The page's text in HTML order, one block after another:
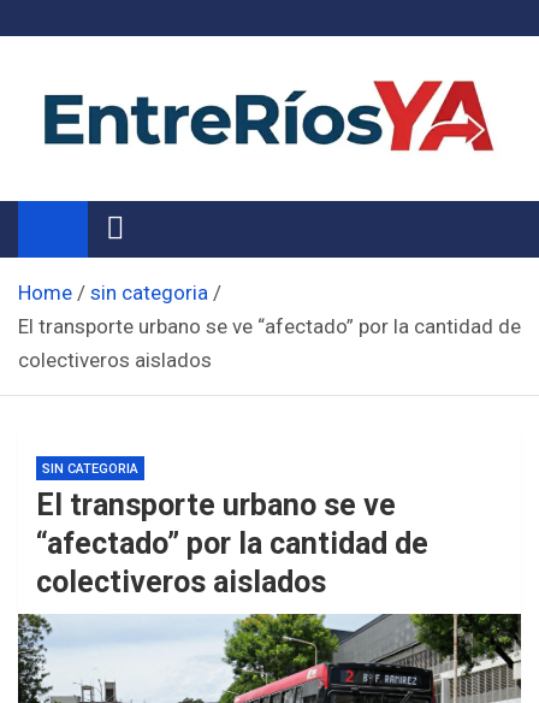
Noticias de Entre Ríos
Información de toda la provincia ahora
Home
sin categoria
El transporte urbano se ve “afectado” por la cantidad de
colectiveros aislados
SIN CATEGORIA
El transporte urbano se ve
“afectado” por la cantidad de
colectiveros aislados